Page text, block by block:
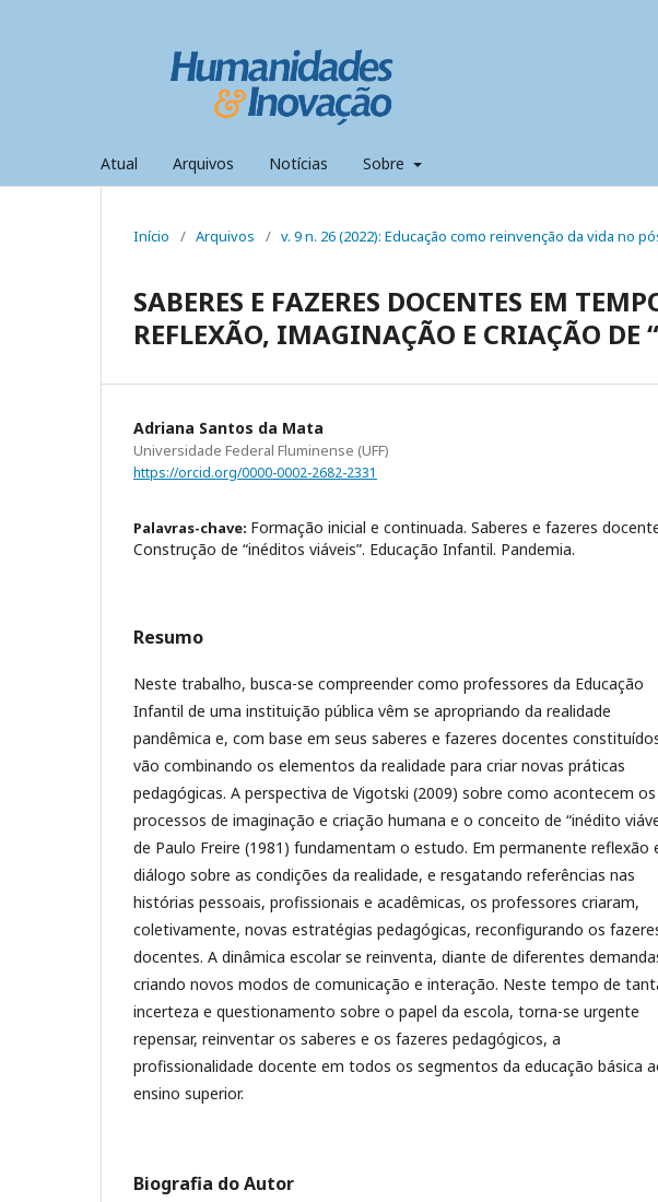
Atual Arquivos Notícias Sobre
Início / Arquivos / v. 9 n. 26 (2022): Educação como reinvenção da vida no
SABERES E FAZERES DOCENTES EM
REFLEXÃO, IMAGINAÇÃO E CRIAÇÃO DE
Adriana Santos da Mata
Universidade Federal Fluminense (UFF)
https://orcid.org/0000-0002-2682-2331
Palavras-chave: Formação inicial e continuada. Saberes e fazeres
Construção de “inéditos viáveis”. Educação Infantil. Pandemia.
Resumo
Neste trabalho, busca-se compreender como professores da Educação
Infantil de uma instituição pública vêm se apropriando da realidade
pandêmica e, com base em seus saberes e fazeres docentes
vão combinando os elementos da realidade para criar novas práticas
pedagógicas. A perspectiva de Vigotski (2009) sobre como acontecem os
processos de imaginação e criação humana e o conceito de “inédito
de Paulo Freire (1981) fundamentam o estudo. Em permanente reflexão
diálogo sobre as condições da realidade, e resgatando referências nas
histórias pessoais, profissionais e acadêmicas, os professores criaram,
coletivamente, novas estratégias pedagógicas, reconfigurando os
docentes. A dinâmica escolar se reinventa, diante de diferentes
criando novos modos de comunicação e interação. Neste tempo de
incerteza e questionamento sobre o papel da escola, torna-se urgente
repensar, reinventar os saberes e os fazeres pedagógicos, a
profissionalidade docente em todos os segmentos da educação básica
ensino superior.
Biografia do Autor